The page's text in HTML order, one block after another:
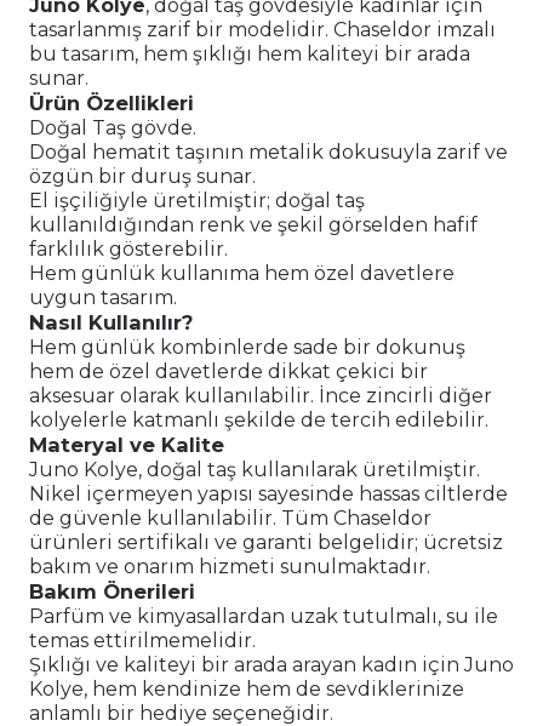
Juno Kolye, doğal taş gövdesiyle kadınlar için
tasarlanmış zarif bir modelidir. Chaseldor imzalı
bu tasarım, hem şıklığı hem kaliteyi bir arada
sunar.
Ürün Özellikleri
Doğal Taş gövde.
Doğal hematit taşının metalik dokusuyla zarif ve
özgün bir duruş sunar.
El işçiliğiyle üretilmiştir; doğal taş
kullanıldığından renk ve şekil görselden hafif
farklılık gösterebilir.
Hem günlük kullanıma hem özel davetlere
uygun tasarım.
Nasıl Kullanılır?
Hem günlük kombinlerde sade bir dokunuş
hem de özel davetlerde dikkat çekici bir
aksesuar olarak kullanılabilir. İnce zincirli diğer
kolyelerle katmanlı şekilde de tercih edilebilir.
Materyal ve Kalite
Juno Kolye, doğal taş kullanılarak üretilmiştir.
Nikel içermeyen yapısı sayesinde hassas ciltlerde
de güvenle kullanılabilir. Tüm Chaseldor
ürünleri sertifikalı ve garanti belgelidir; ücretsiz
bakım ve onarım hizmeti sunulmaktadır.
Bakım Önerileri
Parfüm ve kimyasallardan uzak tutulmalı, su ile
temas ettirilmemelidir.
Şıklığı ve kaliteyi bir arada arayan kadın için Juno
Kolye, hem kendinize hem de sevdiklerinize
anlamlı bir hediye seçeneğidir.